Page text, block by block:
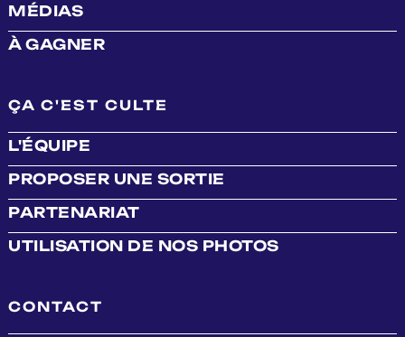
MÉDIAS
À GAGNER
ÇA C'EST CULTE
L'ÉQUIPE
PROPOSER UNE SORTIE
PARTENARIAT
UTILISATION DE NOS PHOTOS
CONTACT